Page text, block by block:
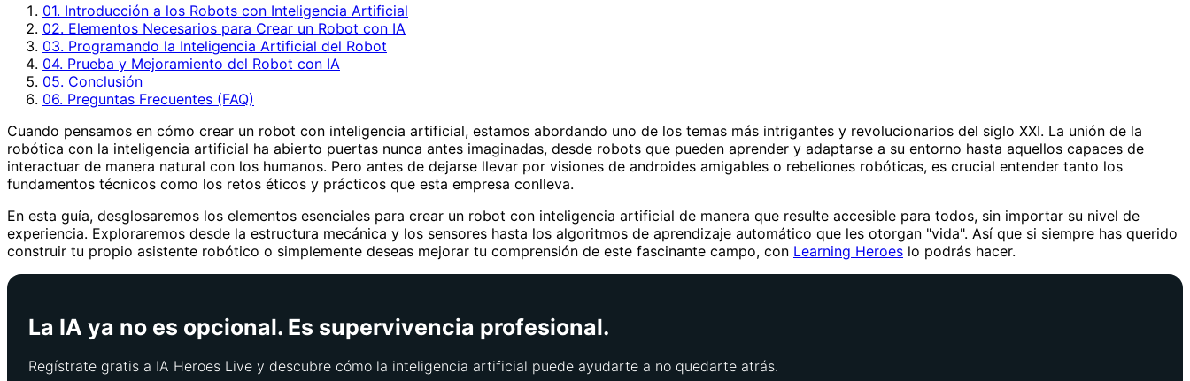
01. Introducción a los Robots con Inteligencia Artificial
02. Elementos Necesarios para Crear un Robot con IA
03. Programando la Inteligencia Artificial del Robot
04. Prueba y Mejoramiento del Robot con IA
05. Conclusión
06. Preguntas Frecuentes (FAQ)
Cuando pensamos en cómo crear un robot con inteligencia artificial, estamos abordando uno de los temas más intrigantes y revolucionarios del siglo XXI. La unión de la
robótica con la inteligencia artificial ha abierto puertas nunca antes imaginadas, desde robots que pueden aprender y adaptarse a su entorno hasta aquellos capaces de
interactuar de manera natural con los humanos. Pero antes de dejarse llevar por visiones de androides amigables o rebeliones robóticas, es crucial entender tanto los
fundamentos técnicos como los retos éticos y prácticos que esta empresa conlleva.
En esta guía, desglosaremos los elementos esenciales para crear un robot con inteligencia artificial de manera que resulte accesible para todos, sin importar su nivel de
experiencia. Exploraremos desde la estructura mecánica y los sensores hasta los algoritmos de aprendizaje automático que les otorgan "vida". Así que si siempre has querido
construir tu propio asistente robótico o simplemente deseas mejorar tu comprensión de este fascinante campo, con Learning Heroes lo podrás hacer.
La IA ya no es opcional. Es supervivencia profesional.
Regístrate gratis a IA Heroes Live y descubre cómo la inteligencia artificial puede ayudarte a no quedarte atrás.